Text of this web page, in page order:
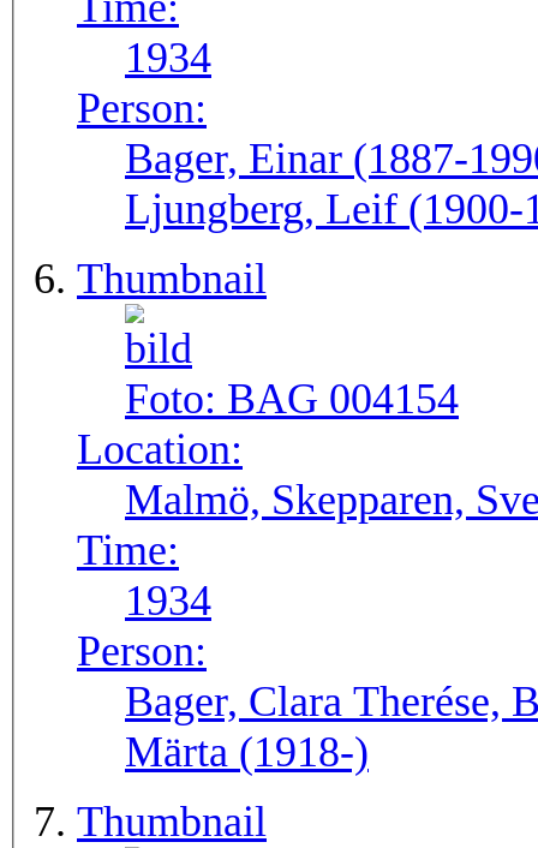
1934
Person:
Bager, Einar (1887-
Ljungberg, Leif (1900-
Thumbnail
Foto: BAG 004154
Location:
Malmö, Skepparen,
Time:
1934
Person:
Bager, Clara Therése,
Märta (1918-)
Thumbnail